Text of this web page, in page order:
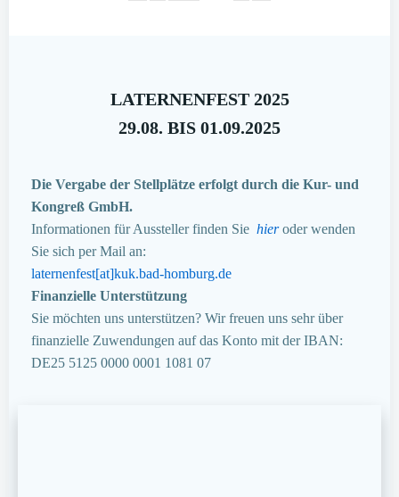
LATERNENFEST 2025
29.08. BIS 01.09.2025
Die Vergabe der Stellplätze erfolgt durch die Kur- und
Kongreß GmbH.
Informationen für Aussteller finden Sie hieroder wenden
Sie sich per Mail an:
laternenfest[at]kuk.bad-homburg.de
Finanzielle Unterstützung
Sie möchten uns unterstützen? Wir freuen uns sehr über
finanzielle Zuwendungen auf das Konto mit der IBAN:
DE25 5125 0000 0001 1081 07